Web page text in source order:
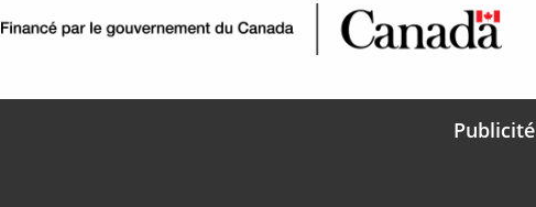
Publicité